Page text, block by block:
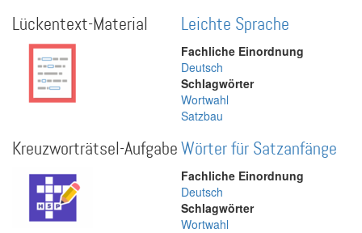
Lückentext-Material Leichte Sprache
Fachliche Einordnung
Deutsch
Schlagwörter
Wortwahl
Satzbau
Kreuzworträtsel-AufgabeWörter für Satzanfänge
Fachliche Einordnung
Deutsch
Schlagwörter
Wortwahl